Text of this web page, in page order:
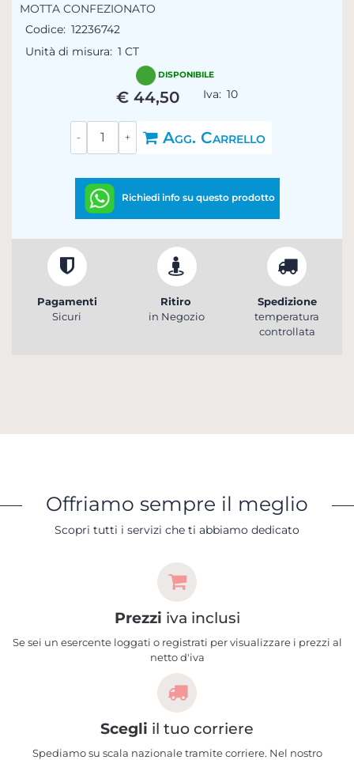
MOTTA CONFEZIONATO
Codice: 12236742
Unità di misura: 1 CT
DISPONIBILE
€ 44,50 Iva: 10
Quantità
Agg. Carrello
Richiedi info su questo prodotto
Pagamenti
Sicuri
Ritiro
in Negozio
Spedizione
temperatura
controllata
Offriamo sempre il meglio
Scopri tutti i servizi che ti abbiamo dedicato
Prezzi iva inclusi
Se sei un esercente loggati o registrati per visualizzare i prezzi al
netto d'iva
Scegli il tuo corriere
Spediamo su scala nazionale tramite corriere. Nel nostro